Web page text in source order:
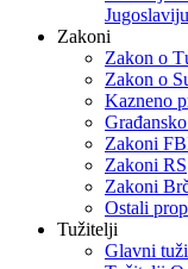
Jugoslaviju
Zakoni
Zakon o
Zakon o
Kazneno
Zakoni
Zakoni RS
Zakoni
Ostali
Tužitelji
Glavni